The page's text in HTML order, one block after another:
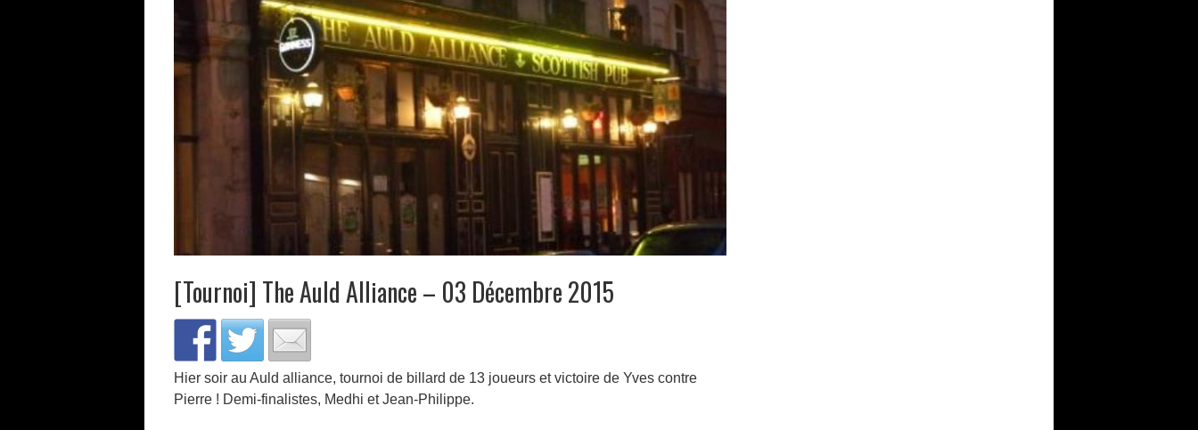
[Tournoi] The Auld Alliance – 03 Décembre 2015
Hier soir au Auld alliance, tournoi de billard de 13 joueurs et victoire de Yves contre
Pierre ! Demi-finalistes, Medhi et Jean-Philippe.